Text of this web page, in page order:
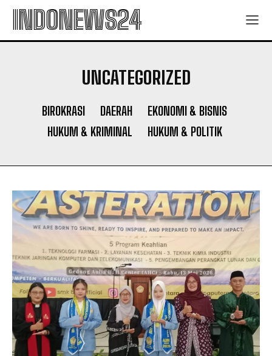
INDONEWS24
UNCATEGORIZED
BIROKRASI DAERAH
EKONOMI & BISNIS
HUKUM & KRIMINAL
HUKUM & POLITIK